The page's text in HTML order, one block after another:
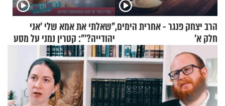
הרב יצחק פנגר - אחרית הימים,
חלק א’
"שאלתי את אמא שלי 'אני
יהודייה?'": קטרין נמני על מסע
ההתחזקות המרגש